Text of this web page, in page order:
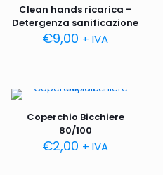
Clean hands ricarica –
Detergenza sanificazione
€9,00 + IVA
Coperchio Bicchiere
80/100
€2,00 + IVA